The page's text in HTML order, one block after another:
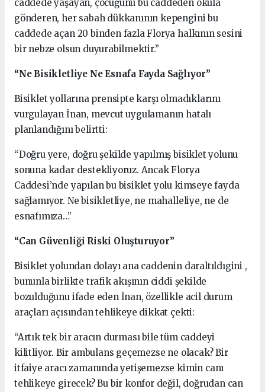
caddede yaşayan, çocuğunu bu caddeden okula
gönderen, her sabah dükkanının kepengini bu
caddede açan 20 binden fazla Florya halkının sesini
bir nebze olsun duyurabilmektir.”
“Ne Bisikletliye Ne Esnafa Fayda Sağlıyor”
Bisiklet yollarına prensipte karşı olmadıklarını
vurgulayan İnan, mevcut uygulamanın hatalı
planlandığını belirtti:
“Doğru yere, doğru şekilde yapılmış bisiklet yolunu
sonuna kadar destekliyoruz. Ancak Florya
Caddesi’nde yapılan bu bisiklet yolu kimseye fayda
sağlamıyor. Ne bisikletliye, ne mahalleliye, ne de
esnafımıza…”
“Can Güvenliği Riski Oluşturuyor”
Bisiklet yolundan dolayı ana caddenin daraltıldıgini ,
bununla birlikte trafik akışının ciddi şekilde
bozulduğunu ifade eden İnan, özellikle acil durum
araçları açısından tehlikeye dikkat çekti:
“Artık tek bir aracın durması bile tüm caddeyi
kilitliyor. Bir ambulans geçemezse ne olacak? Bir
itfaiye aracı zamanında yetişemezse kimin canı
tehlikeye girecek? Bu bir konfor değil, doğrudan can